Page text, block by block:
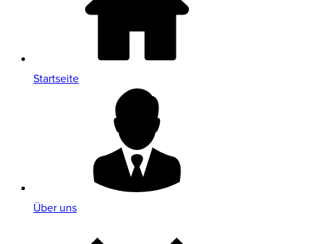
Startseite
Über uns